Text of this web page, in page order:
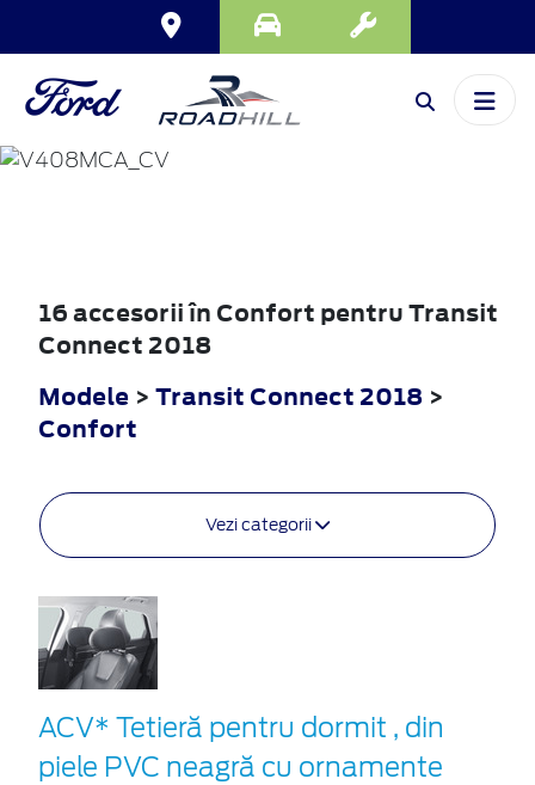
TRANSIT
CONNECT
16 accesorii în Confort pentru Transit
Connect 2018
Modele > Transit Connect 2018 >
Confort
Vezi categorii
ACV* Tetieră pentru dormit , din
piele PVC neagră cu ornamente